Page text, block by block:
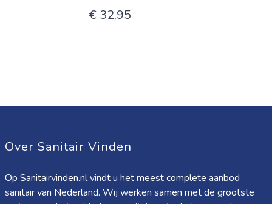
€ 32,95
Over Sanitair Vinden
Op Sanitairvinden.nl vindt u het meest complete aanbod
sanitair van Nederland. Wij werken samen met de grootste